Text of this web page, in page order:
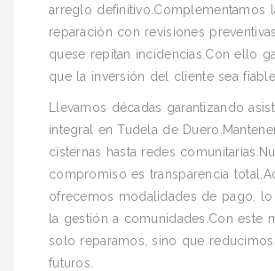
arreglo definitivo.Complementamos
reparación con revisiones
quese repitan incidencias.Con ello
que la inversión del cliente sea fiable.
Llevamos décadas garantizando
integral en Tudela de
cisternas hasta redes
compromiso es transparencia
ofrecemos modalidades de pago, lo
la gestión a comunidades.Con este
solo reparamos, sino que
futuros.